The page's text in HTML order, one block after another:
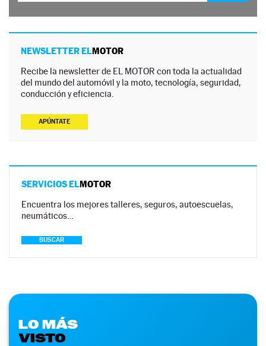
NEWSLETTER ELMOTOR
Recibe la newsletter de EL MOTOR con toda la actualidad
del mundo del automóvil y la moto, tecnología, seguridad,
conducción y eficiencia.
APÚNTATE
SERVICIOS ELMOTOR
Encuentra los mejores talleres, seguros, autoescuelas,
neumáticos…
BUSCAR
LO MÁS
VISTO